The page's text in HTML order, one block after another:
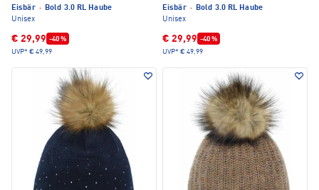
Eisbär · Bold 3.0 RL Haube
Unisex
€ 29,99 -40 %
UVP* € 49,99
Eisbär · Bold 3.0 RL Haube
Unisex
€ 29,99 -40 %
UVP* € 49,99